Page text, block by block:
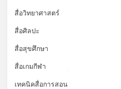
สื่อวิทยาศาสตร์
สื่อศิลปะ
สื่อสุขศึกษา
สื่อเกมกีฬา
เทคนิคสื่อการสอน
*